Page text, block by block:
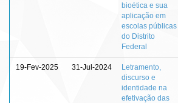
bioética e sua
aplicação em
escolas públicas
do Distrito
Federal
19-Fev-2025 31-Jul-2024
Letramento,
discurso e
identidade na
efetivação das